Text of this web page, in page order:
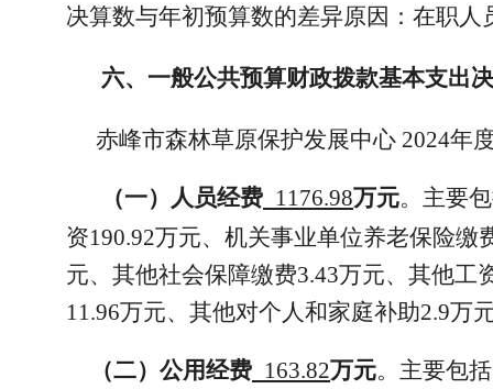
决算数与年初预算数的差异原因：在职
六、一般公共预算财政拨款基本支出
赤峰市森林草原保护发展中心 2024年
（一）人员经费 1176.98万元。主要
资190.92万元、机关事业单位养老保险
元、其他社会保障缴费3.43万元、其他工
11.96万元、其他对个人和家庭补助2.9万
（二）公用经费 163.82万元。主要包